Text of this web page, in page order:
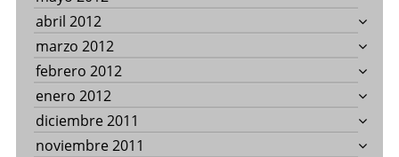
abril 2012
marzo 2012
febrero 2012
enero 2012
diciembre 2011
noviembre 2011